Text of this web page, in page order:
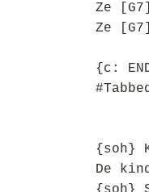
Ze
Ze
{c:
{soh}
De